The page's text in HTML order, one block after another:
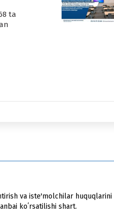
ta
va iste'molchilar huquqlarini
koʻrsatilishi shart.